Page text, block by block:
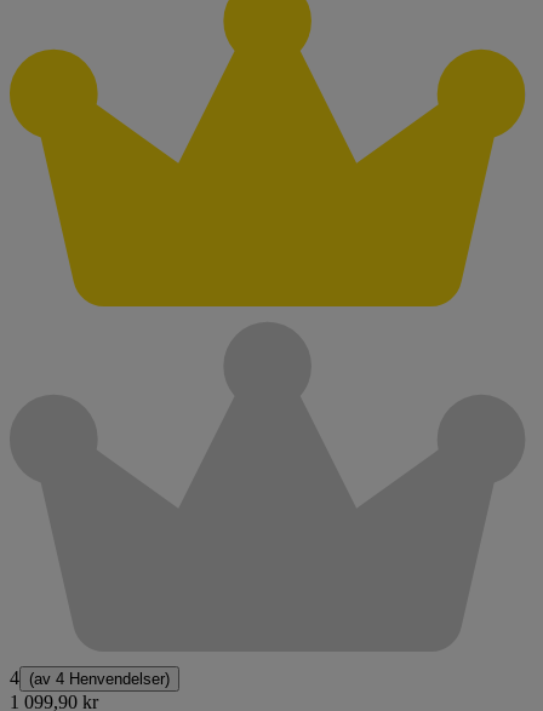
4 (av 4 Henvendelser)
1 099,90 kr